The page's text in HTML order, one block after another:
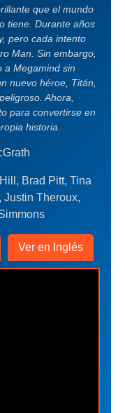
que el mundo
tiene. Durante años
pero cada intento
Man. Sin embargo,
a Megamind sin
nuevo héroe, Titán,
Ahora,
para convertirse en
historia.
Brad Pitt, Tina
Justin Theroux,
Ver en Inglés